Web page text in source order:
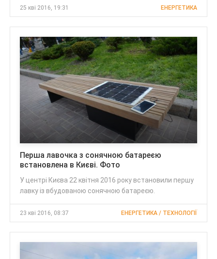
25 кві 2016, 19:31 ЕНЕРГЕТИКА
Перша лавочка з сонячною батареєю
встановлена в Києві. Фото
У центрі Києва 22 квітня 2016 року встановили першу
лавку із вбудованою сонячною батареєю.
23 кві 2016, 08:37 ЕНЕРГЕТИКА / ТЕХНОЛОГІЇ